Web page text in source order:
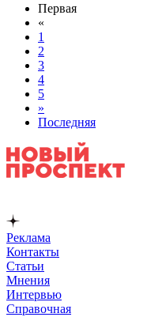
Первая
«
1
2
3
4
5
»
Последняя
Реклама
Контакты
Статьи
Мнения
Интервью
Справочная